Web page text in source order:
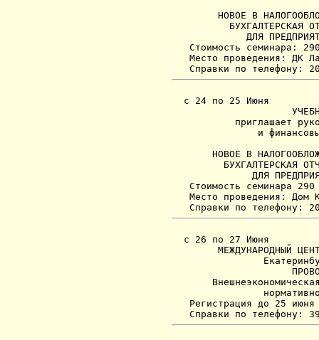
НОВОЕ В
БУХГАЛТЕРСКАЯ
ДЛЯ
Стоимость семинара:
Место проведения: ДК
  с 24 по 25 Июня
приглашает
и
НОВОЕ В
БУХГАЛТЕРСКАЯ
ДЛЯ
Стоимость семинара 290
Место проведения: Дом
  с 26 по 27 Июня
МЕЖДУНАРОДНЫЙ
   Регистрация до 25 июня